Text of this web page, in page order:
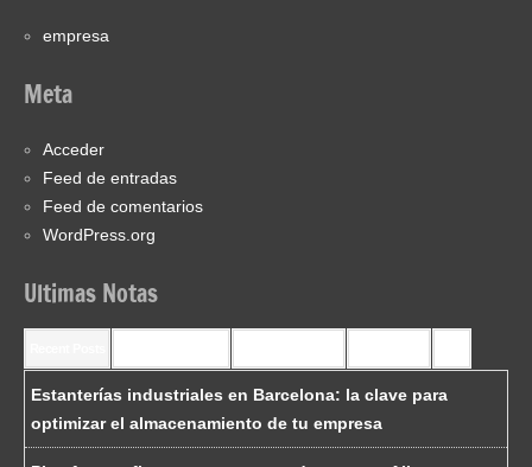
empresa
Meta
Acceder
Feed de entradas
Feed de comentarios
WordPress.org
Ultimas Notas
Estanterías industriales en Barcelona: la clave para
optimizar el almacenamiento de tu empresa